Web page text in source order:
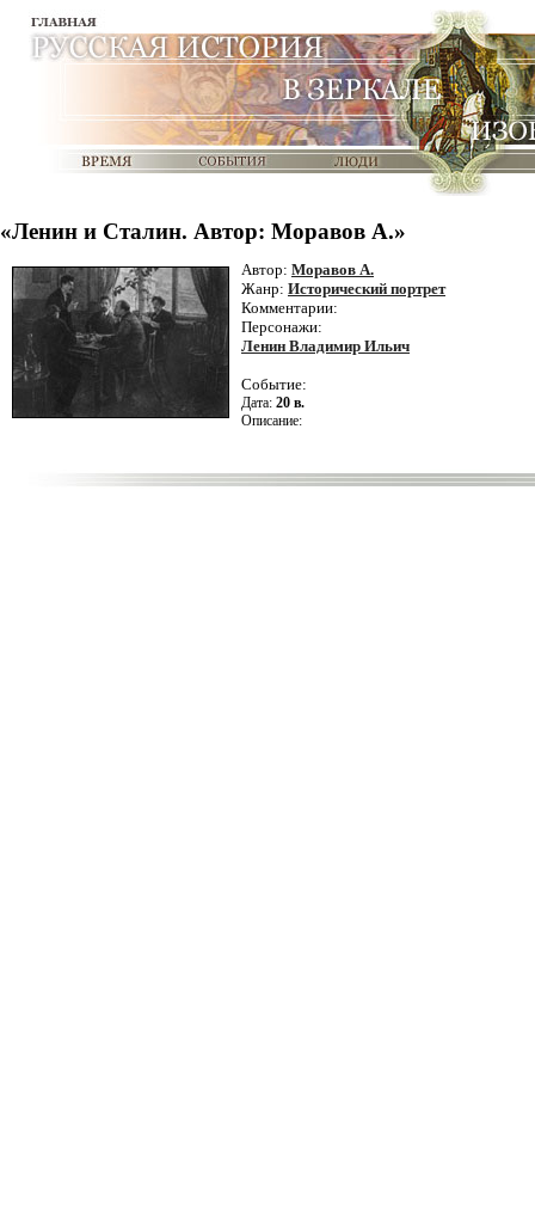
«Ленин и Сталин. Автор: Моравов А.»
Автор: Моравов А.
Жанр: Исторический портрет
Комментарии:
Персонажи:
Ленин Владимир Ильич
Событие:
Дата: 20 в.
Описание: